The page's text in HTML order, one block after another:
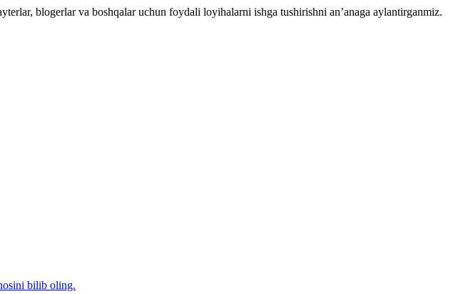
blogerlar va boshqalar uchun foydali loyihalarni ishga tushirishni an’anaga aylantirganmiz.
bilib oling.